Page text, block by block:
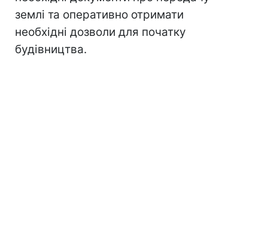
землі та оперативно отримати
необхідні дозволи для початку
будівництва.